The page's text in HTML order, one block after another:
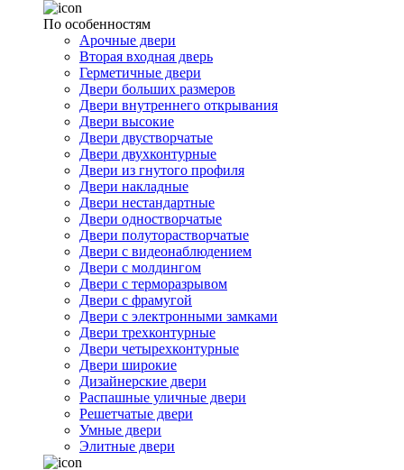
По особенностям
Арочные двери
Вторая входная дверь
Герметичные двери
Двери больших размеров
Двери внутреннего открывания
Двери высокие
Двери двустворчатые
Двери двухконтурные
Двери из гнутого профиля
Двери накладные
Двери нестандартные
Двери одностворчатые
Двери полуторастворчатые
Двери с видеонаблюдением
Двери с молдингом
Двери с терморазрывом
Двери с фрамугой
Двери с электронными замками
Двери трехконтурные
Двери четырехконтурные
Двери широкие
Дизайнерские двери
Распашные уличные двери
Решетчатые двери
Умные двери
Элитные двери